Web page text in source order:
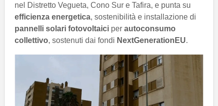
nel Distretto Vegueta, Cono Sur e Tafira, e punta su
efficienza energetica, sostenibilità e installazione di
pannelli solari fotovoltaici per autoconsumo
collettivo, sostenuti dai fondi NextGenerationEU.